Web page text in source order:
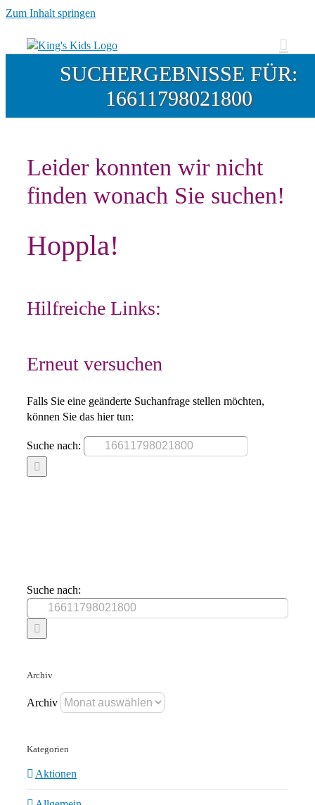
Zum Inhalt springen
SUCHERGEBNISSE FÜR:
16611798021800
Leider konnten wir nicht
finden wonach Sie suchen!
Hoppla!
Hilfreiche Links:
Erneut versuchen
Falls Sie eine geänderte Suchanfrage stellen möchten,
können Sie das hier tun:
Suche nach:
Suche nach:
Archiv
Archiv
Kategorien
Aktionen